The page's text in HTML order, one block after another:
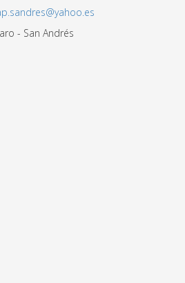
- San Andrés